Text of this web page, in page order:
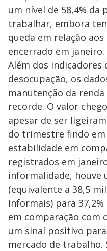
um nível de 58,4% da
trabalhar, embora
queda em relação
encerrado em janeiro.
Além dos indicadores
desocupação, os
manutenção da
recorde. O valor
apesar de ser
do trimestre findo
estabilidade em
registrados em
informalidade, houve
(equivalente a 38,5
informais) para
em comparação com
um sinal positivo
mercado de trabalho.